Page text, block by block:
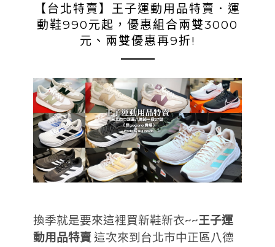
【台北特賣】王子運動用品特賣．運
動鞋990元起，優惠組合兩雙3000
元、兩雙優惠再9折!
換季就是要來這裡買新鞋新衣~~王子運
動用品特賣 這次來到台北市中正區八德